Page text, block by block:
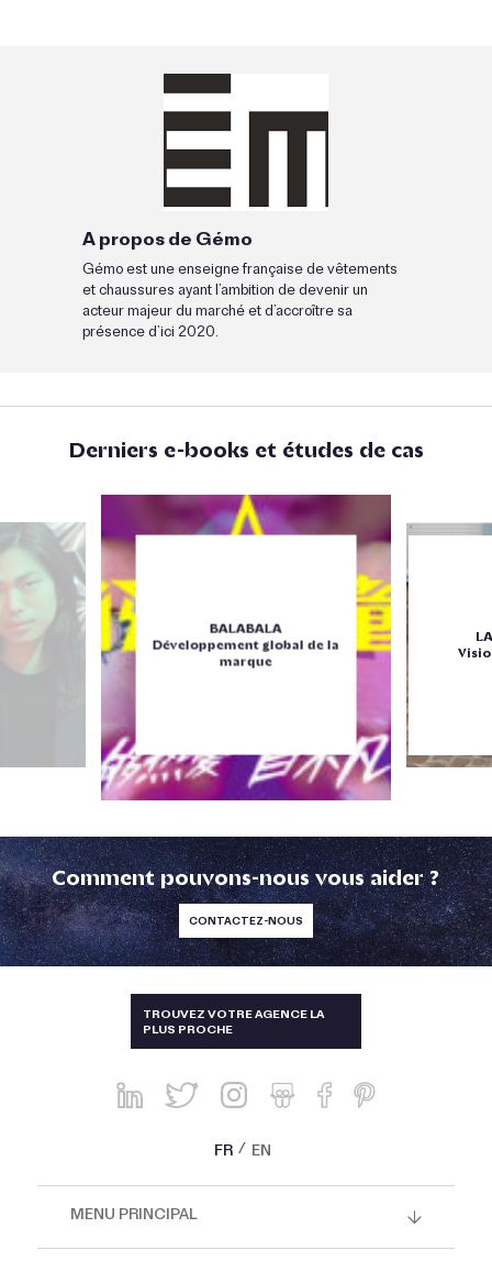
A propos de Gémo
Gémo est une enseigne française de vêtements
et chaussures ayant l’ambition de devenir un
acteur majeur du marché et d’accroître sa
présence d’ici 2020.
Derniers e-books et études de cas
BALABALA
Développement global de la
marque
Comment pouvons-nous vous aider ?
CONTACTEZ-NOUS
TROUVEZ VOTRE AGENCE LA
PLUS PROCHE
TAÏWAN
ALLEMAGNE, AUTRICHE, SUISSE
AUSTRALIE ET NOUVELLE-
ZÉLANDE
CHINE, HONG-KONG, SINGAPOUR
FR EN
MENU PRINCIPAL